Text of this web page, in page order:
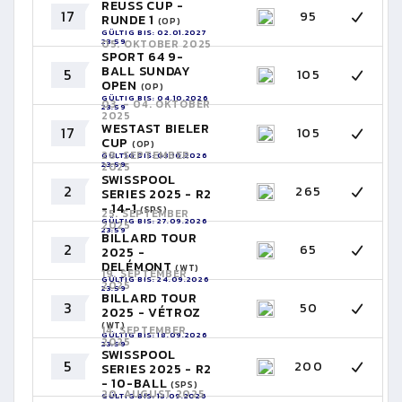
17 REUSS CUP -
RUNDE 1 (OP)
GÜLTIG BIS: 02.01.2027
23:59
95
5
05. OKTOBER 2025
SPORT 64 9-
BALL SUNDAY
OPEN (OP)
GÜLTIG BIS: 04.10.2026
23:59
105
17
03. - 04. OKTOBER
2025
WESTAST BIELER
CUP (OP)
GÜLTIG BIS: 03.10.2026
23:59
105
2
28. SEPTEMBER
2025
SWISSPOOL
SERIES 2025 - R2
- 14-1(SPS)
GÜLTIG BIS: 27.09.2026
23:59
265
2
25. SEPTEMBER
2025
BILLARD TOUR
2025 -
DELÉMONT(WT)
GÜLTIG BIS: 24.09.2026
23:59
65
3
19. SEPTEMBER
2025
BILLARD TOUR
2025 - VÉTROZ
(WT)
GÜLTIG BIS: 18.09.2026
23:59
50
5
14. SEPTEMBER
2025
SWISSPOOL
SERIES 2025 - R2
- 10-BALL (SPS)
GÜLTIG BIS: 13.09.2026
200
20. AUGUST 2025